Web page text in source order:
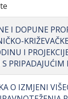
I DOPUNE
I
PRIPADAJUĆIM
O IZMJENI